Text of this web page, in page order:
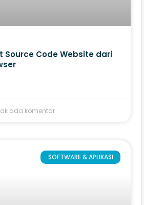
Source Code Website​ dari
ada komentar
SOFTWARE & APLIKASI